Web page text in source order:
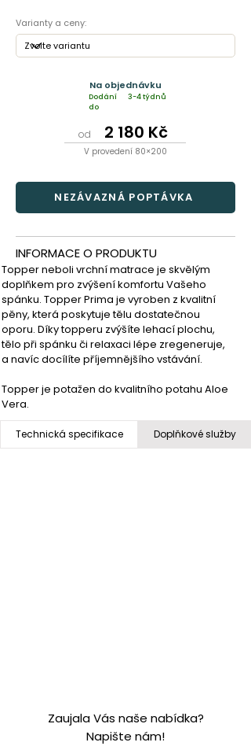
Varianty a ceny:
Na objednávku
Dodání
do
3-4 týdnů
od 2 180 Kč
V provedení 80×200
NEZÁVAZNÁ POPTÁVKA
INFORMACE O PRODUKTU
Topper neboli vrchní matrace je skvělým
doplňkem pro zvýšení komfortu Vašeho
spánku. Topper Prima je vyroben z kvalitní
pěny, která poskytuje tělu dostatečnou
oporu. Díky topperu zvýšíte lehací plochu,
tělo při spánku či relaxaci lépe zregeneruje,
a navíc docílíte příjemnějšího vstávání.
Topper je potažen do kvalitního potahu Aloe
Vera.
Technická specifikace Doplňkové služby
Zaujala Vás naše nabídka?
Napište nám!